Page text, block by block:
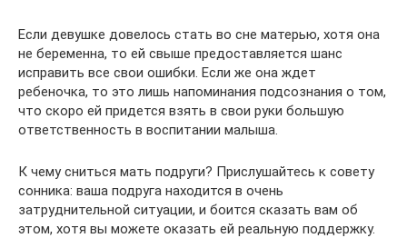
Если девушке довелось стать во сне матерью, хотя она
не беременна, то ей свыше предоставляется шанс
исправить все свои ошибки. Если же она ждет
ребеночка, то это лишь напоминания подсознания о том,
что скоро ей придется взять в свои руки большую
ответственность в воспитании малыша.
К чему сниться мать подруги? Прислушайтесь к совету
сонника: ваша подруга находится в очень
затруднительной ситуации, и боится сказать вам об
этом, хотя вы можете оказать ей реальную поддержку.